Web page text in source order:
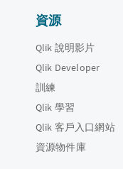
資源
Qlik 說明影片
Qlik Developer
訓練
Qlik 學習
Qlik 客戶入口網站
資源物件庫